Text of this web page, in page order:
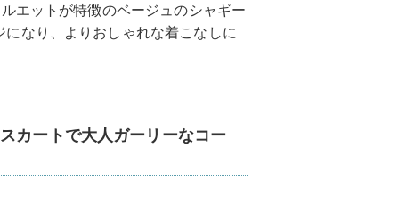
エットが特徴のベージュのシャギー
なり、よりおしゃれな着こなしに
カートで大人ガーリーなコー